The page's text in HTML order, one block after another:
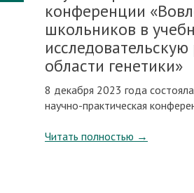
конференции
школьников в
исследовательскую
области генетики»
8 декабря 2023 года
научно-практическая
Читать полностью →